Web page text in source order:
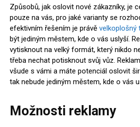
Způsobů, jak oslovit nové zákazníky, je
pouze na vás, pro jaké varianty se
efektivním řešením je právě velkoplošný
být jediným městem, kde o vás uslyší.
vytisknout na velký formát, který nikdo
třeba nechat potisknout svůj vůz.
všude s vámi a máte potenciál oslovit
tak nebude jediným městem, kde o vás
Možnosti reklamy